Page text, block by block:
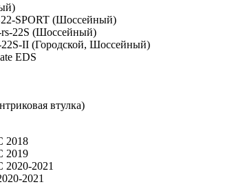
SPORT (Шоссейный)
22S (Шоссейный)
II (Городской, Шоссейный)
EDS
втулка)
2018
2019
2021
2021